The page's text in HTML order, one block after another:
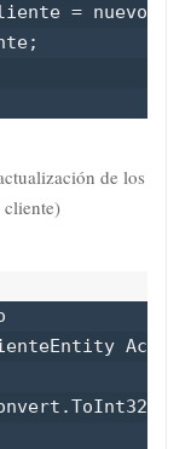
= nuevoid;
de los
cliente)